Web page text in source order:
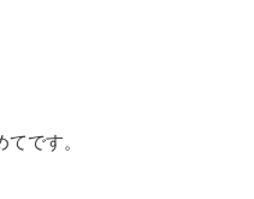
です。